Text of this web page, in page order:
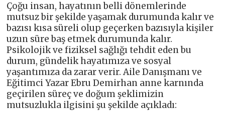
Çoğu insan, hayatının belli dönemlerinde
mutsuz bir şekilde yaşamak durumunda kalır ve
bazısı kısa süreli olup geçerken bazısıyla kişiler
uzun süre baş etmek durumunda kalır.
Psikolojik ve fiziksel sağlığı tehdit eden bu
durum, gündelik hayatımıza ve sosyal
yaşantımıza da zarar verir. Aile Danışmanı ve
Eğitimci Yazar Ebru Demirhan anne karnında
geçirilen süreç ve doğum şeklimizin
mutsuzlukla ilgisini şu şekilde açıkladı: